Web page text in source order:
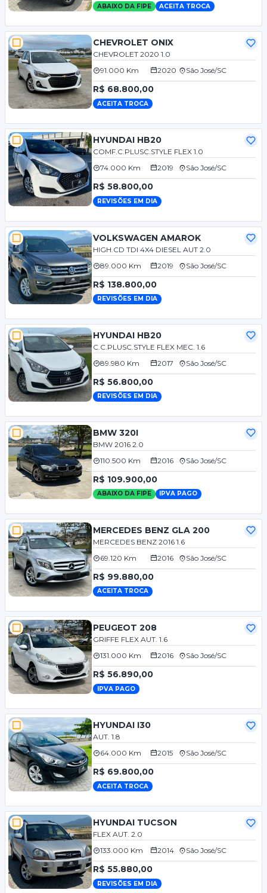
ABAIXO DA FIPE ACEITA TROCA
CHEVROLET ONIX
CHEVROLET 2020 1.0
91.000 Km
2020 São José/SC
R$ 68.800,00
ACEITA TROCA
HYUNDAI HB20
COMF.C.PLUSC.STYLE FLEX 1.0
74.000 Km
2019 São José/SC
R$ 58.800,00
REVISÕES EM DIA
VOLKSWAGEN AMAROK
HIGH.CD TDI 4X4 DIESEL AUT 2.0
89.000 Km
2019 São José/SC
R$ 138.800,00
REVISÕES EM DIA
HYUNDAI HB20
C.C.PLUSC.STYLE FLEX MEC. 1.6
89.980 Km
2017 São José/SC
R$ 56.800,00
REVISÕES EM DIA
BMW 320I
BMW 2016 2.0
110.500 Km
2016 São José/SC
R$ 109.900,00
ABAIXO DA FIPE IPVA PAGO
MERCEDES BENZ GLA 200
MERCEDES BENZ 2016 1.6
69.120 Km
2016 São José/SC
R$ 99.880,00
ACEITA TROCA
PEUGEOT 208
GRIFFE FLEX AUT. 1.6
131.000 Km
2016 São José/SC
R$ 56.890,00
IPVA PAGO
HYUNDAI I30
AUT. 1.8
64.000 Km
2015 São José/SC
R$ 69.800,00
ACEITA TROCA
HYUNDAI TUCSON
FLEX AUT. 2.0
133.000 Km
2014 São José/SC
R$ 55.880,00
REVISÕES EM DIA